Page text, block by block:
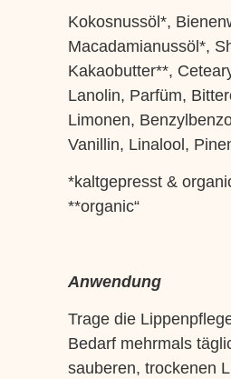
Kokosnussöl*,
Macadamianussöl*,
Kakaobutter**,
Lanolin, Parfüm,
Limonen,
Vanillin, Linalool,
*kaltgepresst &
**organic“
Anwendung
Trage die
Bedarf mehrmals
sauberen, trockenen